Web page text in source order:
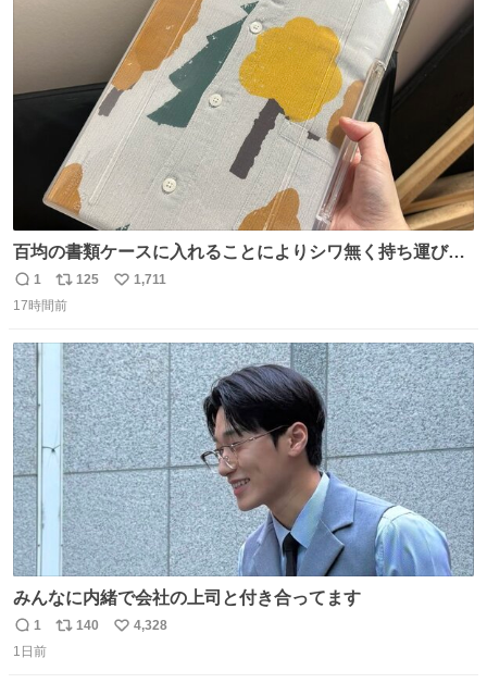
百均の書類ケースに入れることによりシワ無く持ち運びに
成功 いつも劇場のアイロンをお借りしていた ㅤ だいぶ前に
楽屋で誰かが入れているのを見て「真似しよう」と思った
返
信
1
リ
ポ
ト
数
125
い
数
1,711
17時間前
みんなに内緒で会社の上司と付き合ってます
返
信
1
リ
140
い
4,328
1日前